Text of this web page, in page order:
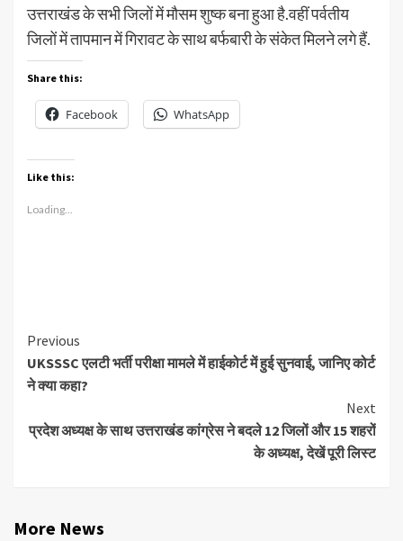
उत्तराखंड के सभी जिलों में मौसम शुष्क बना हुआ है.वहीं पर्वतीय
जिलों में तापमान में गिरावट के साथ बर्फबारी के संकेत मिलने लगे हैं.
Share this:
Facebook WhatsApp
Like this:
Loading...
Continue
Reading
Previous
UKSSSC एलटी भर्ती परीक्षा मामले में हाईकोर्ट में हुई सुनवाई, जानिए कोर्ट
ने क्या कहा?
Next
प्रदेश अध्यक्ष के साथ उत्तराखंड कांग्रेस ने बदले 12 जिलों और 15 शहरों
के अध्यक्ष, देखें पूरी लिस्ट
More News